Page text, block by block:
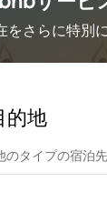
をさ⁠ら⁠に特⁠別⁠
的⁠地
のタ⁠イ⁠プ⁠の宿⁠泊⁠先